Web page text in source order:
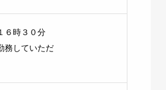
６時３０分
務していただ